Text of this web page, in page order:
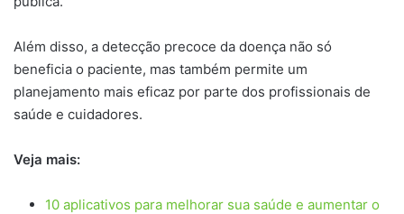
Além disso, a detecção precoce da doença não só
beneficia o paciente, mas também permite um
planejamento mais eficaz por parte dos profissionais de
saúde e cuidadores.
Veja mais:
10 aplicativos para melhorar sua saúde e aumentar o